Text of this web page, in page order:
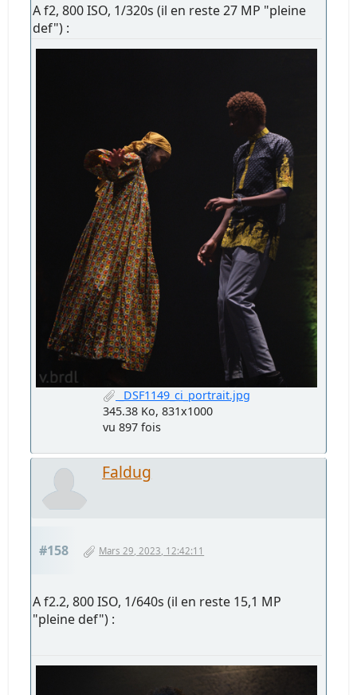
A f2, 800 ISO, 1/320s (il en reste 27 MP "pleine
def") :
_DSF1149_ci_portrait.jpg
345.38 Ko, 831x1000
vu 897 fois
Faldug
#158 Mars 29, 2023, 12:42:11
A f2.2, 800 ISO, 1/640s (il en reste 15,1 MP
"pleine def") :